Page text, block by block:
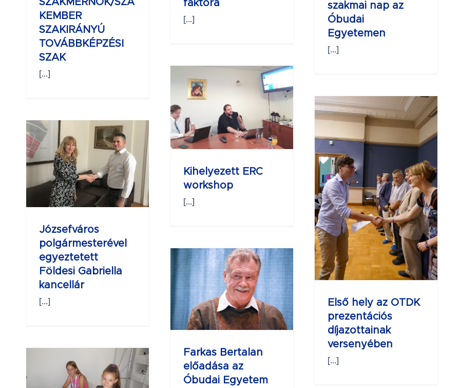
KEMBER
SZAKIRÁNYÚ
TOVÁBBKÉPZÉSI
SZAK
[...]
faktora
[...]
szakmai nap az
Óbudai
Egyetemen
[...]
Kihelyezett ERC
workshop
[...]
OTDK
prezentációs
Első hely az OTDK
prezentációs
díjazottainak
versenyében
[...]
Józsefváros
polgármesterével
egyeztetett
Földesi Gabriella
kancellár
[...]
Farkas Bertalan
előadása az
Óbudai Egyetem
Bánki Donát
Farkas Bertalan
előadása az
Óbudai Egyetem
MEGHÍVÓ AZ